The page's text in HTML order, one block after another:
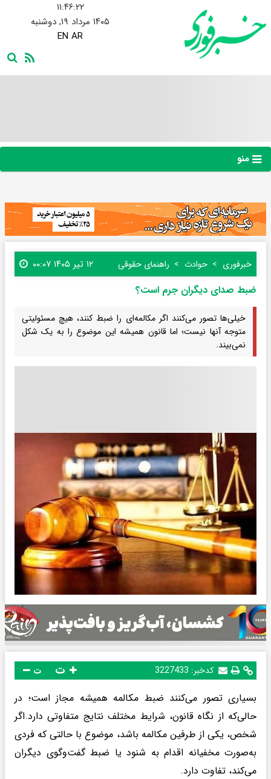
۱۱:۴۶:۲۳
۱۴۰۵ مرداد ۱۹, دوشنبه
EN AR
منو
خبرفوری حوادث راهنمای حقوقی ۱۲ تیر ۱۴۰۵ ۰۰:۰۷
ضبط صدای دیگران جرم است؟
خیلی‌ها تصور می‌کنند اگر مکالمه‌ای را ضبط کنند، هیچ مسئولیتی
متوجه آنها نیست؛ اما قانون همیشه این موضوع را به یک شکل
نمی‌بیند.
کدخبر: 3227433 ت
بسیاری تصور می‌کنند ضبط مکالمه همیشه مجاز است؛ در
حالی‌که از نگاه قانون، شرایط مختلف نتایج متفاوتی دارد.اگر
شخص، یکی از طرفین مکالمه باشد، موضوع با حالتی که فردی
به‌صورت مخفیانه اقدام به شنود یا ضبط گفت‌وگوی دیگران
می‌کند، تفاوت دارد.